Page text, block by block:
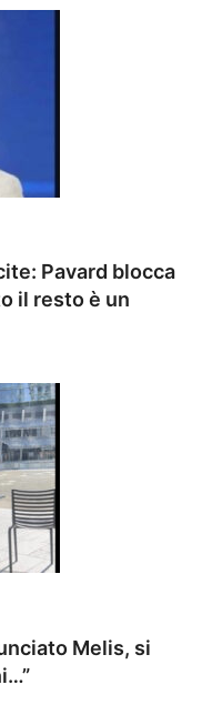
Pavard blocca
il resto è un
Melis, si